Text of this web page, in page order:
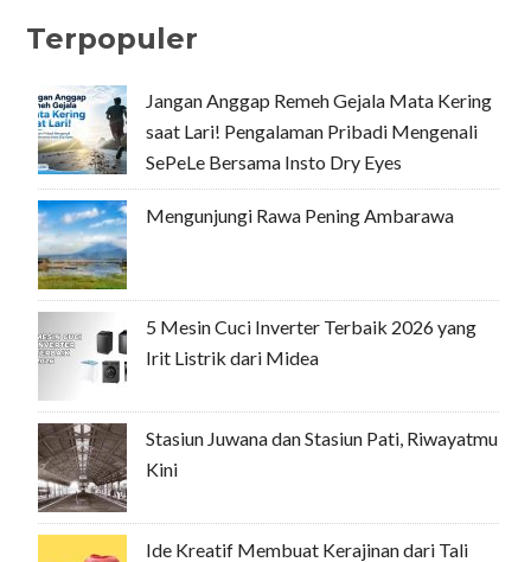
Terpopuler
Jangan Anggap Remeh Gejala Mata Kering
saat Lari! Pengalaman Pribadi Mengenali
SePeLe Bersama Insto Dry Eyes
Mengunjungi Rawa Pening Ambarawa
5 Mesin Cuci Inverter Terbaik 2026 yang
Irit Listrik dari Midea
Stasiun Juwana dan Stasiun Pati, Riwayatmu
Kini
Ide Kreatif Membuat Kerajinan dari Tali